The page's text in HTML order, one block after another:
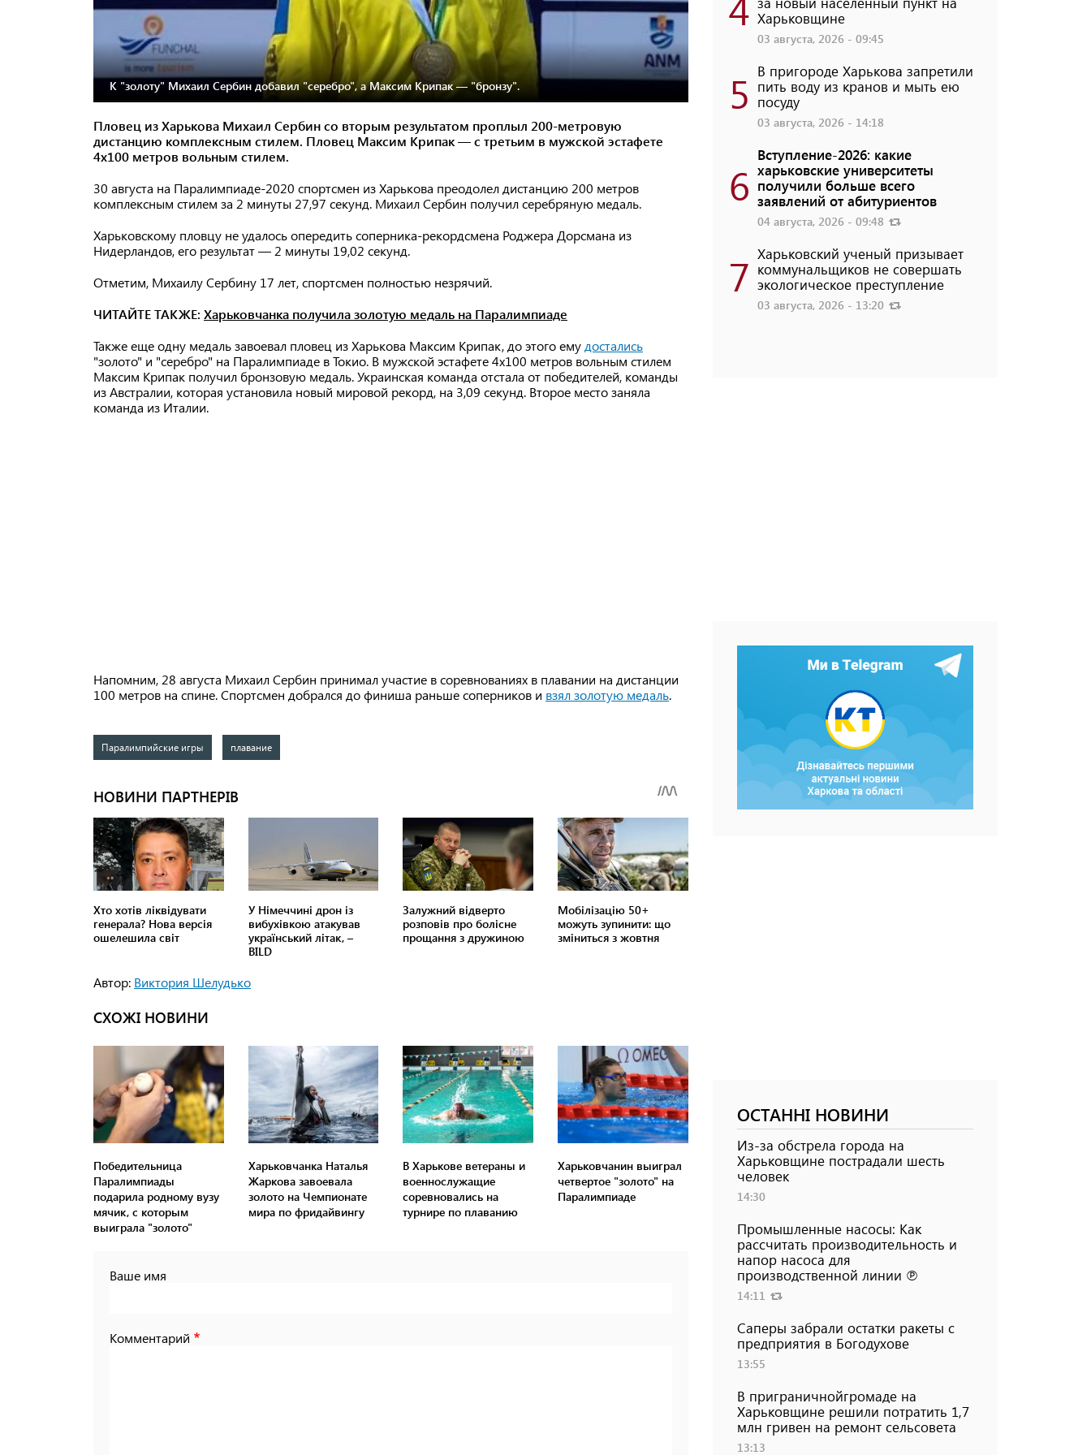
К "золоту" Михаил Сербин добавил "серебро", а Максим Крипак — "бронзу".
Пловец из Харькова Михаил Сербин со вторым результатом проплыл 200-метровую
дистанцию комплексным стилем. Пловец Максим Крипак — с третьим в мужской эстафете
4х100 метров вольным стилем.
30 августа на Паралимпиаде-2020 спортсмен из Харькова преодолел дистанцию 200 метров
комплексным стилем за 2 минуты 27,97 секунд. Михаил Сербин получил серебряную медаль.
Харьковскому пловцу не удалось опередить соперника-рекордсмена Роджера Дорсмана из
Нидерландов, его результат — 2 минуты 19,02 секунд.
Отметим, Михаилу Сербину 17 лет, спортсмен полностью незрячий.
ЧИТАЙТЕ ТАКЖЕ: Харьковчанка получила золотую медаль на Паралимпиаде
Также еще одну медаль завоевал пловец из Харькова Максим Крипак, до этого ему достались
"золото" и "серебро" на Паралимпиаде в Токио. В мужской эстафете 4х100 метров вольным стилем
Максим Крипак получил бронзовую медаль. Украинская команда отстала от победителей, команды
из Австралии, которая установила новый мировой рекорд, на 3,09 секунд. Второе место заняла
команда из Италии.
Напомним, 28 августа Михаил Сербин принимал участие в соревнованиях в плавании на дистанции
100 метров на спине. Спортсмен добрался до финиша раньше соперников и взял золотую медаль.
Паралимпийские игры плавание
Автор: Виктория Шелудько
СХОЖІ НОВИНИ
Победительница
Паралимпиады
подарила родному вузу
мячик, с которым
выиграла "золото"
Харьковчанка Наталья
Жаркова завоевала
золото на Чемпионате
мира по фридайвингу
В Харькове ветераны и
военнослужащие
соревновались на
турнире по плаванию
Харьковчанин выиграл
четвертое "золото" на
Паралимпиаде
Ваше имя
Комментарий
Харьковщине
03 августа, 2026 - 09:45
5 В пригороде Харькова запретили
пить воду из кранов и мыть ею
посуду
03 августа, 2026 - 14:18
6
Вступление-2026: какие
харьковские университеты
получили больше всего
заявлений от абитуриентов
04 августа, 2026 - 09:48
7 Харьковский ученый призывает
коммунальщиков не совершать
экологическое преступление
03 августа, 2026 - 13:20
ОСТАННІ НОВИНИ
Из-за обстрела города на
Харьковщине пострадали шесть
человек
14:30
Промышленные насосы: Как
рассчитать производительность и
напор насоса для
производственной линии ℗
14:11
Саперы забрали остатки ракеты с
предприятия в Богодухове
13:55
В приграничнойгромаде на
Харьковщине решили потратить 1,7
млн ​​гривен на ремонт сельсовета
13:13